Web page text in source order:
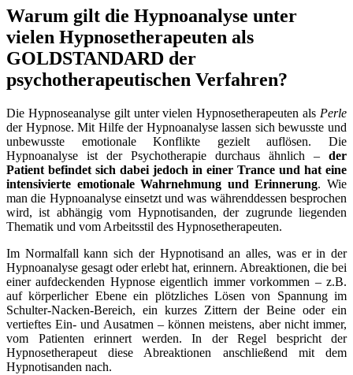
Warum gilt die Hypnoanalyse unter
vielen Hypnosetherapeuten als
GOLDSTANDARD der
psychotherapeutischen Verfahren?
Die Hypnoseanalyse gilt unter vielen Hypnosetherapeuten als Perle
der Hypnose. Mit Hilfe der Hypnoanalyse lassen sich bewusste und
unbewusste emotionale Konflikte gezielt auflösen. Die
Hypnoanalyse ist der Psychotherapie durchaus ähnlich – der
Patient befindet sich dabei jedoch in einer Trance und hat eine
intensivierte emotionale Wahrnehmung und Erinnerung. Wie
man die Hypnoanalyse einsetzt und was währenddessen besprochen
wird, ist abhängig vom Hypnotisanden, der zugrunde liegenden
Thematik und vom Arbeitsstil des Hypnosetherapeuten.
Im Normalfall kann sich der Hypnotisand an alles, was er in der
Hypnoanalyse gesagt oder erlebt hat, erinnern. Abreaktionen, die bei
einer aufdeckenden Hypnose eigentlich immer vorkommen – z.B.
auf körperlicher Ebene ein plötzliches Lösen von Spannung im
Schulter-Nacken-Bereich, ein kurzes Zittern der Beine oder ein
vertieftes Ein- und Ausatmen – können meistens, aber nicht immer,
vom Patienten erinnert werden. In der Regel bespricht der
Hypnosetherapeut diese Abreaktionen anschließend mit dem
Hypnotisanden nach.